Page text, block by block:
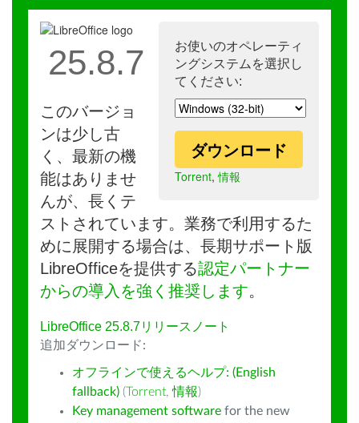
お使いのオペレーティ
ングシステムを選択し
てください:
ダウンロード
Torrent,情報
25.8.7
このバージョ
ンは少し古
く、最新の機
能はありませ
んが、長くテ
ストされています。業務で利用するた
めに展開する場合は、長期サポート版
LibreOfficeを提供する認定パートナー
からの導入を強く推奨します。
LibreOffice 25.8.7リリースノート
追加ダウンロード:
オフラインで使えるヘルプ: (English
fallback) (Torrent,情報)
Key management software for the new